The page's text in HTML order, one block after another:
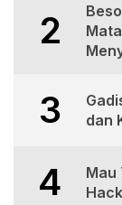
2
3
dan
4
Mau